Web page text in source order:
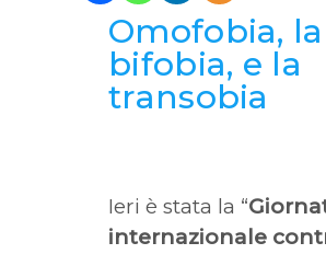
Omofobia, la
bifobia, e la
transobia
Ieri è stata la “
internazionale